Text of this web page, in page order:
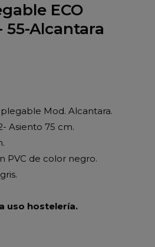
ECO
55-Alcantara
Mod. Alcantara.
Asiento 75 cm.
PVC de color negro.
uso hostelería.